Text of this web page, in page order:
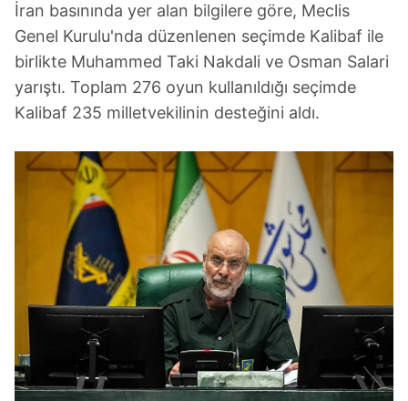
İran basınında yer alan bilgilere göre, Meclis
Genel Kurulu'nda düzenlenen seçimde Kalibaf ile
birlikte Muhammed Taki Nakdali ve Osman Salari
yarıştı. Toplam 276 oyun kullanıldığı seçimde
Kalibaf 235 milletvekilinin desteğini aldı.